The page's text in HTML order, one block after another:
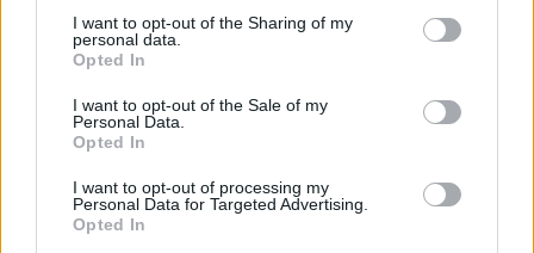
I want to opt-out of the Sharing of my
personal data.
Opted In
I want to opt-out of the Sale of my
Personal Data.
Opted In
I want to opt-out of processing my
Personal Data for Targeted Advertising.
Opted In
Είδια ΝΑΖΙδες Γερμανούς, τού Μουσουλίνι Ιταλούς
είδια και άκουσα χωνιά που εσκούζασι απ’ τη γωνιά
κι άμμετρες είνιαι οι βολές(=φορές) πόχε η χώρα
εκλογές.
Ακού και του(ς) πολιτικούς με λόγους πολύ
πειστικούς